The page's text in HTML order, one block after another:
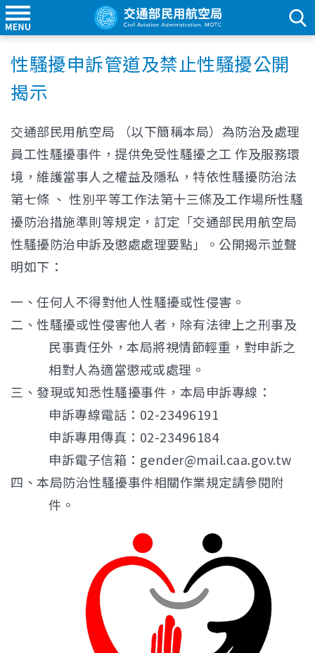
性騷擾申訴管道及禁止性騷擾公開
揭示
交通部民用航空局 （以下簡稱本局）為防治及處理
員工性騷擾事件，提供免受性騷擾之工 作及服務環
境，維護當事人之權益及隱私，特依性騷擾防治法
第七條 、 性別平等工作法第十三條及工作場所性騷
擾防治措施準則等規定，訂定「交通部民用航空局
性騷擾防治申訴及懲處處理要點」。公開揭示並聲
明如下：
一、任何人不得對他人性騷擾或性侵害。
二、性騷擾或性侵害他人者，除有法律上之刑事及
民事責任外，本局將視情節輕重，對申訴之
相對人為適當懲戒或處理。
三、發現或知悉性騷擾事件，本局申訴專線：
申訴專線電話：02-23496191
申訴專用傳真：02-23496184
申訴電子信箱：gender@mail.caa.gov.tw
四、本局防治性騷擾事件相關作業規定請參閱附
件。